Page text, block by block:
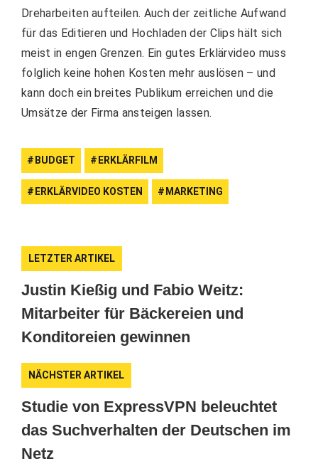
Dreharbeiten aufteilen. Auch der zeitliche Aufwand
für das Editieren und Hochladen der Clips hält sich
meist in engen Grenzen. Ein gutes Erklärvideo muss
folglich keine hohen Kosten mehr auslösen – und
kann doch ein breites Publikum erreichen und die
Umsätze der Firma ansteigen lassen.
BUDGET ERKLÄRFILM
ERKLÄRVIDEO KOSTEN MARKETING
LETZTER ARTIKEL
Justin Kießig und Fabio Weitz:
Mitarbeiter für Bäckereien und
Konditoreien gewinnen
NÄCHSTER ARTIKEL
Studie von ExpressVPN beleuchtet
das Suchverhalten der Deutschen im
Netz